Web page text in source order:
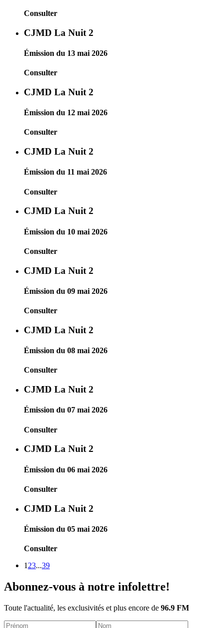
Consulter
CJMD La Nuit 2
Émission du 13 mai 2026
Consulter
CJMD La Nuit 2
Émission du 12 mai 2026
Consulter
CJMD La Nuit 2
Émission du 11 mai 2026
Consulter
CJMD La Nuit 2
Émission du 10 mai 2026
Consulter
CJMD La Nuit 2
Émission du 09 mai 2026
Consulter
CJMD La Nuit 2
Émission du 08 mai 2026
Consulter
CJMD La Nuit 2
Émission du 07 mai 2026
Consulter
CJMD La Nuit 2
Émission du 06 mai 2026
Consulter
CJMD La Nuit 2
Émission du 05 mai 2026
Consulter
1 23...39
Abonnez-vous à notre infolettre!
Toute l'actualité, les exclusivités et plus encore de 96.9 FM